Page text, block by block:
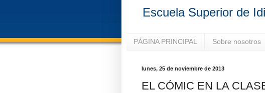
Escuela Superior de
PÁGINA PRINCIPAL Sobre nosotros
lunes, 25 de noviembre de 2013
EL CÓMIC EN LA